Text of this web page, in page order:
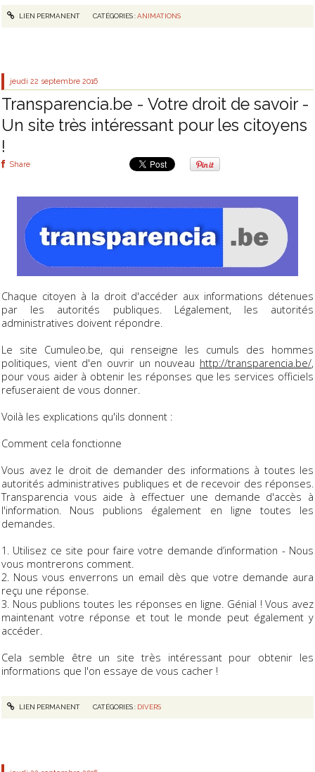
LIEN PERMANENT CATÉGORIES :ANIMATIONS
jeudi 22 septembre 2016
Transparencia.be - Votre droit de savoir -
Un site très intéressant pour les citoyens
!
Share
Chaque citoyen à la droit d'accéder aux informations détenues
par les autorités publiques. Légalement, les autorités
administratives doivent répondre.
Le site Cumuleo.be, qui renseigne les cumuls des hommes
politiques, vient d'en ouvrir un nouveau http://transparencia.be/,
pour vous aider à obtenir les réponses que les services officiels
refuseraient de vous donner.
Voilà les explications qu'ils donnent :
Comment cela fonctionne
Vous avez le droit de demander des informations à toutes les
autorités administratives publiques et de recevoir des réponses.
Transparencia vous aide à effectuer une demande d'accès à
l'information. Nous publions également en ligne toutes les
demandes.
1. Utilisez ce site pour faire votre demande d’information - Nous
vous montrerons comment.
2. Nous vous enverrons un email dès que votre demande aura
reçu une réponse.
3. Nous publions toutes les réponses en ligne. Génial ! Vous avez
maintenant votre réponse et tout le monde peut également y
accéder.
Cela semble être un site très intéressant pour obtenir les
informations que l'on essaye de vous cacher !
LIEN PERMANENT CATÉGORIES : DIVERS